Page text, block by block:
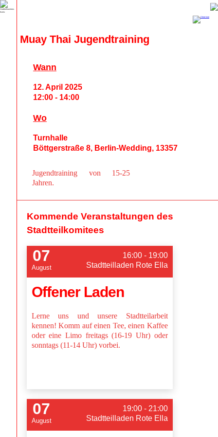
Muay Thai Jugendtraining
Jugendtraining von 15-25
Jahren.
Wann
12. April 2025
12:00 - 14:00
Wo
Turnhalle
Böttgerstraße 8, Berlin-Wedding, 13357
Kommende Veranstaltungen des
Stadtteilkomitees
07
August
16:00 - 19:00
Stadtteilladen Rote Ella
Offener Laden
Lerne uns und unsere Stadtteilarbeit
kennen! Komm auf einen Tee, einen Kaffee
oder eine Limo freitags (16-19 Uhr) oder
sonntags (11-14 Uhr) vorbei.
07
August
19:00 - 21:00
Stadtteilladen Rote Ella